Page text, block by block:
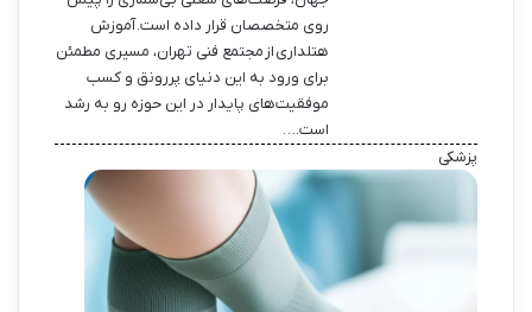
روی متخصصان قرار داده است. آموزش
هتلداری از مجتمع فنی تهران، مسیری مطمئن
برای ورود به این دنیای پررونق و کسب
موفقیت‌های پایدار در این حوزه رو به رشد
است.…
پزشکی